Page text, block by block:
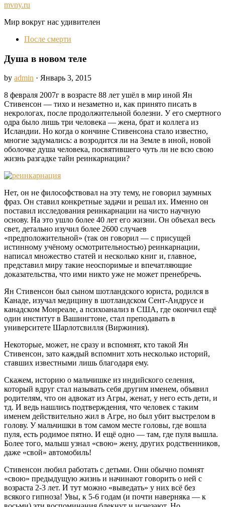
mvny.ru
Мир вокруг нас удивителен
После смерти
Душа в новом теле
by admin · Январь 3, 2015
8 февраля 2007г в возрасте 88 лет ушёл в мир иной Ян
Стивенсон — тихо и незаметно и, как принято писать в
некрологах, после продолжительной болезни. У его смертного
одра было лишь три человека — жена, брат и коллега из
Исландии. Но когда о кончине Стивенсона стало известно,
многие задумались: а возродится ли на Земле в иной, новой
оболочке душа человека, посвятившего чуть ли не всю свою
жизнь разгадке тайн реинкарнации?
Нет, он не философствовал на эту тему, не говорил заумных
фраз. Он ставил конкретные задачи и решал их. Именно он
поставил исследования реинкарнации на чисто научную
основу. На это ушло более 40 лет его жизни. Он объехал весь
свет, детально изучил более 2600 случаев
«предположительной» (так он говорил — с присущей
истинному учёному осмотрительностью) реинкарнации,
написал множество статей и несколько книг и, главное,
представил миру такие неоспоримые и впечатляющие
доказательства, что ими никто уже не может пренебречь.
Ян Стивенсон был сыном шотландского юриста, родился в
Канаде, изучал медицину в шотландском Сент-Андрусе и
канадском Монреале, а психоанализ в США, где окончил ещё
один институт в Вашингтоне, стал преподавать в
университете Шарлотсвилля (Виржиния).
Некоторые, может, не сразу и вспомнят, кто такой Ян
Стивенсон, зато каждый вспомнит хоть несколько историй,
ставших известными лишь благодаря ему.
Скажем, историю о мальчишке из индийского селения,
который вдруг стал называть себя другим именем, объявил
родителям, что он адвокат из Агры, женат, у него есть дети, и
тд. И ведь нашлись подтверждения, что человек с таким
именем действительно жил в Агре, но был убит выстрелом в
голову. У мальчишки в том самом месте головы, где вошла
пуля, есть родимое пятно. И ещё одно — там, где пуля вышла.
Более того, малыш узнал «свою» жену, других родственников,
даже «свой» автомобиль!
Стивенсон любил работать с детьми. Они обычно помнят
«свою» предыдущую жизнь и начинают говорить о ней с
возраста 2-3 лет. И тут можно «выведать» у них всё без
всякого гипноза! Увы, к 5-6 годам (и почти наверняка — к